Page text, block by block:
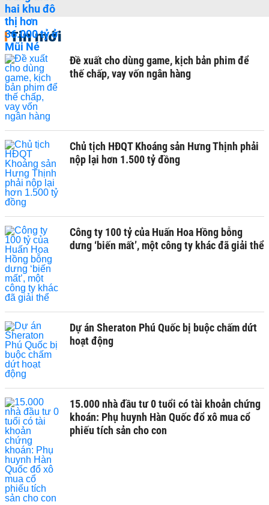
Tin mới
Đề xuất cho dùng game, kịch bản phim để
thế chấp, vay vốn ngân hàng
Chủ tịch HĐQT Khoáng sản Hưng Thịnh phải
nộp lại hơn 1.500 tỷ đồng
Công ty 100 tỷ của Huấn Hoa Hồng bỗng
dưng ‘biến mất’, một công ty khác đã giải thể
Dự án Sheraton Phú Quốc bị buộc chấm dứt
hoạt động
15.000 nhà đầu tư 0 tuổi có tài khoản chứng
khoán: Phụ huynh Hàn Quốc đổ xô mua cổ
phiếu tích sản cho con